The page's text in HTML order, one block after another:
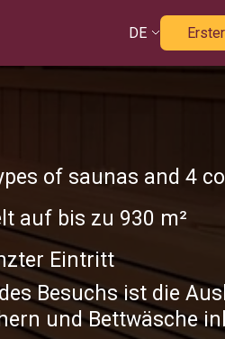
DE
of saunas and 4
auf bis zu 930 m²
Eintritt
Besuchs ist die
und Bettwäsche